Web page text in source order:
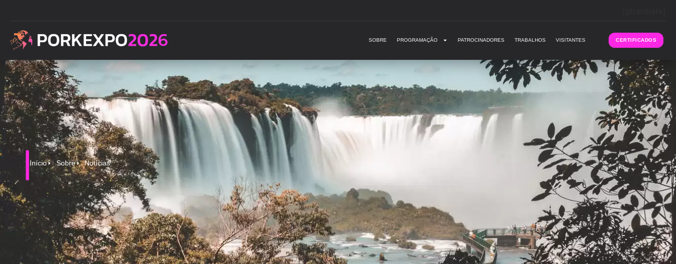
SOBRE PROGRAMAÇÃO PATROCINADORES TRABALHOS VISITANTES CERTIFICADOS
Início Sobre Notícias